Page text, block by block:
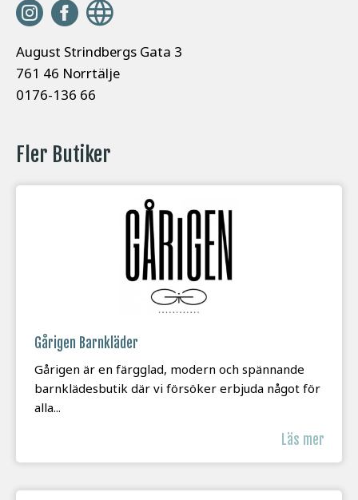
August Strindbergs Gata 3
761 46 Norrtälje
0176-136 66
Fler Butiker
Gårigen Barnkläder
Gårigen är en färgglad, modern och spännande
barnklädesbutik där vi försöker erbjuda något för
alla...
Läs mer